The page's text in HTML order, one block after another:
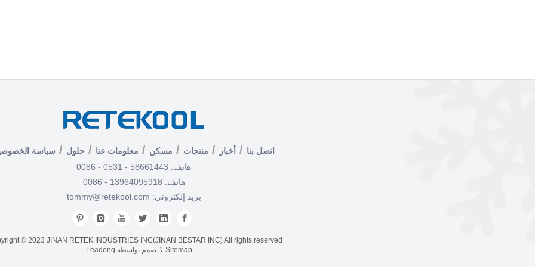
اتصل بنا / أخبار / منتجات / مسكن / معلومات عنا / حلول / سياسة
هاتف: 58661443 - 0531 - 0086
هاتف: 13964095918 - 0086
بريد إلكتروني: tommy@retekool.com
© 2023 JINAN RETEK INDUSTRIES INC(JINAN BESTAR INC) All rights reserved.
Sitemap \ صمم بواسطة Leadong